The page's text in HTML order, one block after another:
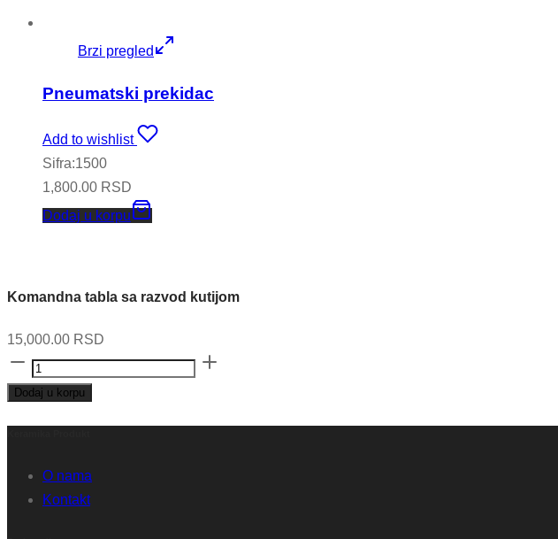
Brzi pregled
Pneumatski prekidac
Add to wishlist
Sifra:1500
1,800.00 RSD
Dodaj u korpu
Komandna tabla sa razvod kutijom
15,000.00 RSD
Komandna
tabla
quantity
Dodaj u korpu
O nama
Kontakt